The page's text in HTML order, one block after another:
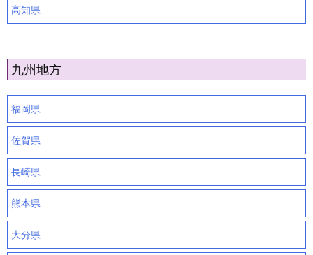
高知県
九州地方
福岡県
佐賀県
長崎県
熊本県
大分県